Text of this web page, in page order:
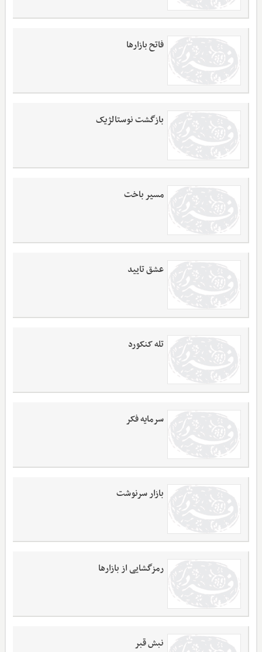
فاتح بازارها
بازگشت نوستالژیک
مسیر باخت
عشق تایید
تله کنکورد
سرمایه فکر
بازار سرنوشت
رمزگشایی از بازارها
نبش قبر